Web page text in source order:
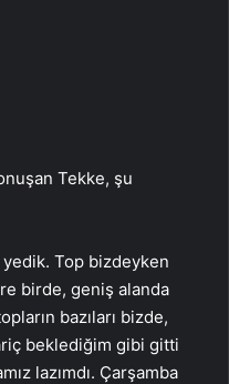
Tekke, şu
yedik. Top bizdeyken
birde, geniş alanda
bazıları bizde,
beklediğim gibi gitti
lazımdı. Çarşamba